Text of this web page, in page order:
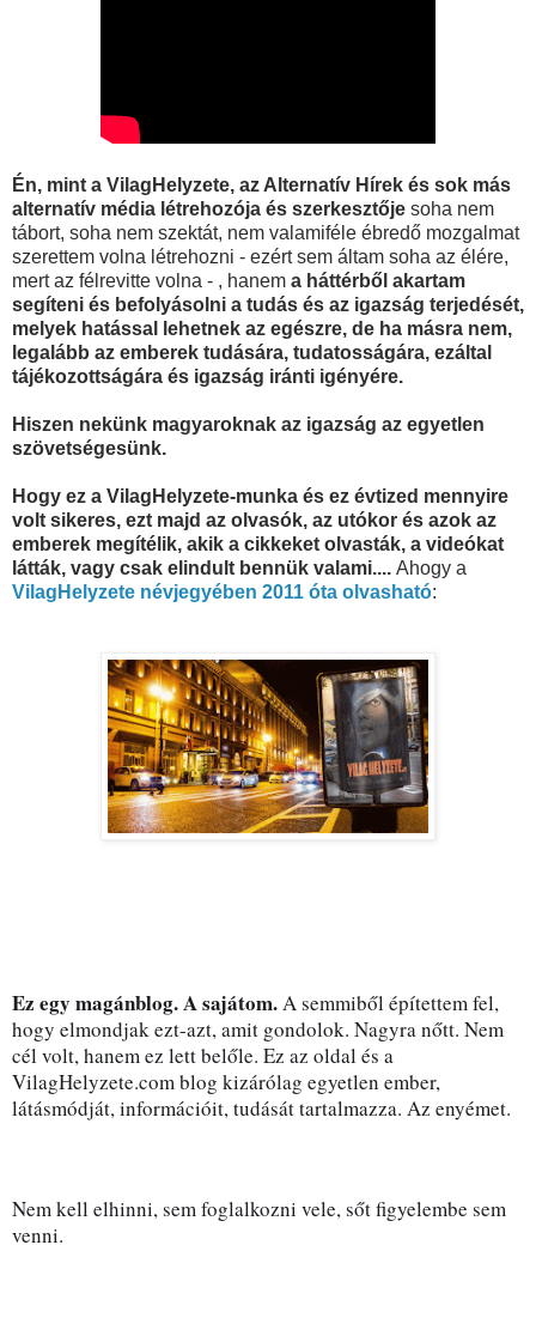
Én, mint a VilagHelyzete, az Alternatív Hírek és sok más
alternatív média létrehozója és szerkesztője soha nem
tábort, soha nem szektát, nem valamiféle ébredő mozgalmat
szerettem volna létrehozni - ezért sem áltam soha az élére,
mert az félrevitte volna - , hanem a háttérből akartam
segíteni és befolyásolni a tudás és az igazság terjedését,
melyek hatással lehetnek az egészre, de ha másra nem,
legalább az emberek tudására, tudatosságára, ezáltal
tájékozottságára és igazság iránti igényére.
Hiszen nekünk magyaroknak az igazság az egyetlen
szövetségesünk.
Hogy ez a VilagHelyzete-munka és ez évtized mennyire
volt sikeres, ezt majd az olvasók, az utókor és azok az
emberek megítélik, akik a cikkeket olvasták, a videókat
látták, vagy csak elindult bennük valami.... Ahogy a
VilagHelyzete névjegyében 2011 óta olvasható:
Ez egy magánblog. A sajátom. A semmiből építettem fel,
hogy elmondjak ezt-azt, amit gondolok. Nagyra nőtt. Nem
cél volt, hanem ez lett belőle. Ez az oldal és a
VilagHelyzete.com blog kizárólag egyetlen ember,
látásmódját, információit, tudását tartalmazza. Az enyémet.
Nem kell elhinni, sem foglalkozni vele, sőt figyelembe sem
venni.